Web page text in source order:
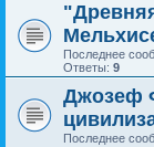
Последнее
Ответы: 9
Джозеф
Последнее